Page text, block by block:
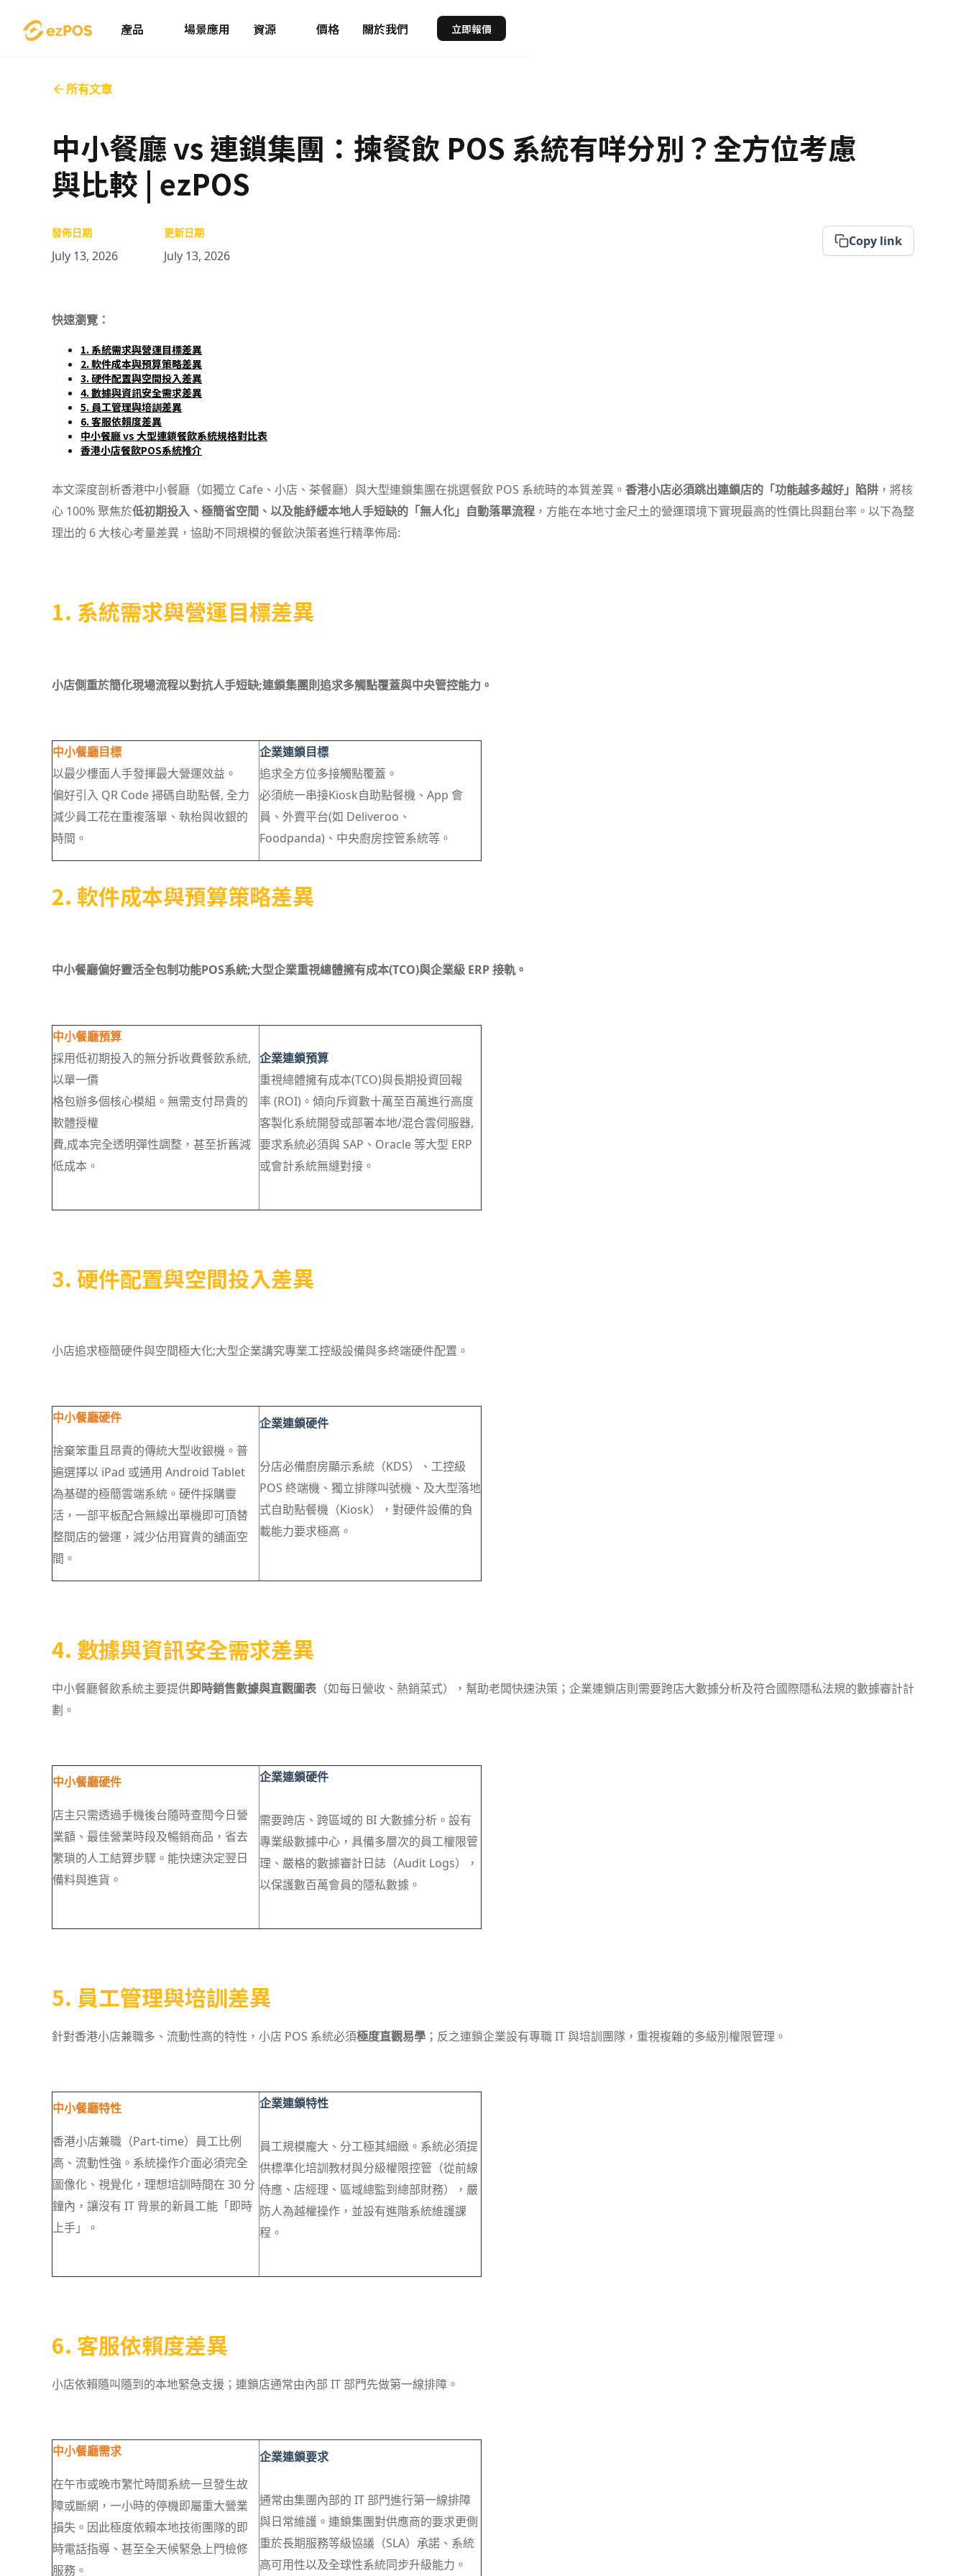
產品 場景應用 資源 價格 關於我們 立即報價
所有文章
中小餐廳 vs 連鎖集團：揀餐飲 POS 系統有咩分別？全方位考慮
與比較 | ezPOS
發佈日期
July 13, 2026
更新日期
July 13, 2026
Copy link
快速瀏覽：
1. 系統需求與營運目標差異
2. 軟件成本與預算策略差異
3. 硬件配置與空間投入差異
4. 數據與資訊安全需求差異
5. 員工管理與培訓差異
6. 客服依賴度差異
中小餐廳 vs 大型連鎖餐飲系統規格對比表
香港小店餐飲POS系統推介
本文深度剖析香港中小餐廳（如獨立 Cafe、小店、茶餐廳）與大型連鎖集團在挑選餐飲 POS 系統時的本質差異。 香港小店必須跳出連鎖店的「功能越多越好」陷阱 ，將核
心 100% 聚焦於低初期投入、極簡省空間、以及能紓緩本地人手短缺的「無人化」自動落單流程 ，方能在本地寸金尺土的營運環境下實現最高的性價比與翻台率。以下為整
理出的 6 大核心考量差異，協助不同規模的餐飲決策者進行精準佈局:
1. 系統需求與營運目標差異
小店側重於簡化現場流程以對抗人手短缺;連鎖集團則追求多觸點覆蓋與中央管控能力。
中小餐廳目標
以最少樓面人手發揮最大營運效益。
偏好引入 QR Code 掃碼自助點餐, 全力
減少員工花在重複落單、執枱與收銀的
時間。
企業連鎖目標
追求全方位多接觸點覆蓋。
必須統一串接Kiosk自助點餐機、App 會
員、外賣平台(如 Deliveroo、
Foodpanda)、中央廚房控管系統等。
2. 軟件成本與預算策略差異
中小餐廳偏好靈活全包制功能POS系統;大型企業重視總體擁有成本(TCO)與企業級 ERP 接軌。
中小餐廳預算
採用低初期投入的無分拆收費餐飲系統,
以單一價
格包辦多個核心模組。無需支付昂貴的
軟體授權
費,成本完全透明彈性調整，甚至折舊減
低成本。
企業連鎖預算
重視總體擁有成本(TCO)與長期投資回報
率 (ROI)。傾向斥資數十萬至百萬進行高度
客製化系統開發或部署本地/混合雲伺服器,
要求系統必須與 SAP、Oracle 等大型 ERP
或會計系統無縫對接。
3. 硬件配置與空間投入差異
小店追求極簡硬件與空間極大化;大型企業講究專業工控級設備與多終端硬件配置。
中小餐廳硬件
捨棄笨重且昂貴的傳統大型收銀機。普
遍選擇以 iPad 或通用 Android Tablet
為基礎的極簡雲端系統。硬件採購靈
活，一部平板配合無線出單機即可頂替
整間店的營運，減少佔用寶貴的舖面空
間。
企業連鎖硬件
分店必備廚房顯示系統（KDS）、工控級
POS 終端機、獨立排隊叫號機、及大型落地
式自助點餐機（Kiosk），對硬件設備的負
載能力要求極高。
4. 數據與資訊安全需求差異
中小餐廳餐飲系統主要提供即時銷售數據與直觀圖表 （如每日營收、熱銷菜式），幫助老闆快速決策；企業連鎖店則需要跨店大數據分析及符合國際隱私法規的數據審計計
劃。
中小餐廳硬件
店主只需透過手機後台隨時查閱今日營
業額、最佳營業時段及暢銷商品，省去
繁瑣的人工結算步驟。能快速決定翌日
備料與進貨。
企業連鎖硬件
需要跨店、跨區域的 BI 大數據分析。設有
專業級數據中心，具備多層次的員工權限管
理、嚴格的數據審計日誌（Audit Logs），
以保護數百萬會員的隱私數據。
5. 員工管理與培訓差異
針對香港小店兼職多、流動性高的特性，小店 POS 系統必須極度直觀易學 ；反之連鎖企業設有專職 IT 與培訓團隊，重視複雜的多級別權限管理。
中小餐廳特性
香港小店兼職（Part-time）員工比例
高、流動性強。系統操作介面必須完全
圖像化、視覺化，理想培訓時間在 30 分
鐘內，讓沒有 IT 背景的新員工能「即時
上手」。
企業連鎖特性
員工規模龐大、分工極其細緻。系統必須提
供標準化培訓教材與分級權限控管（從前線
侍應、店經理、區域總監到總部財務），嚴
防人為越權操作，並設有進階系統維護課
程。
6. 客服依賴度差異
小店依賴隨叫隨到的本地緊急支援；連鎖店通常由內部 IT 部門先做第一線排障。
中小餐廳需求
在午市或晚市繁忙時間系統一旦發生故
障或斷網，一小時的停機即屬重大營業
損失。因此極度依賴本地技術團隊的即
時電話指導、甚至全天候緊急上門檢修
服務。
企業連鎖要求
通常由集團內部的 IT 部門進行第一線排障
與日常維護。連鎖集團對供應商的要求更側
重於長期服務等級協議（SLA）承諾、系統
高可用性以及全球性系統同步升級能力。